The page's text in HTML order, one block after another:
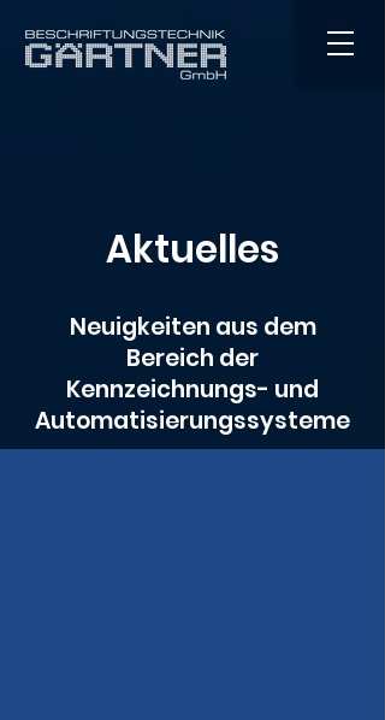
Aktuelles
Neuigkeiten aus dem
Bereich der
Kennzeichnungs- und
Automatisierungssysteme